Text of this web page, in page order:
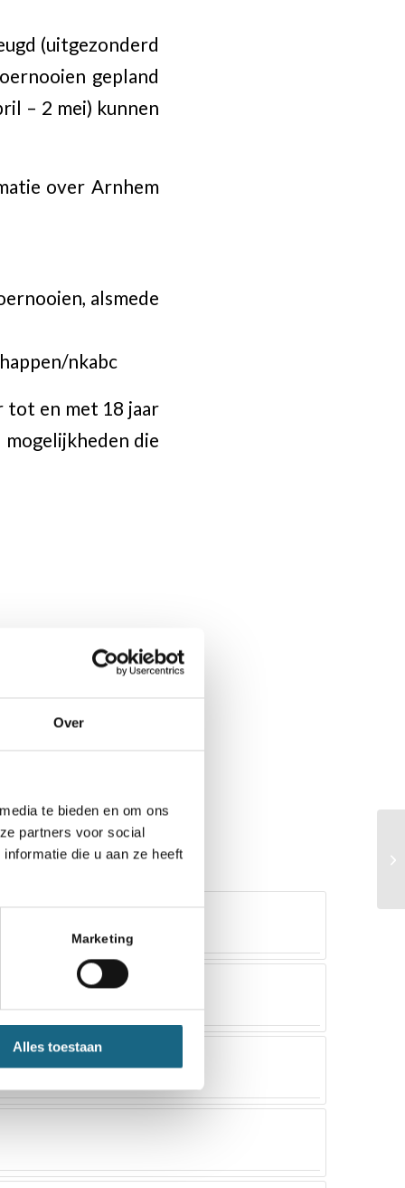
Over
te bieden en om ons
partners voor social
die u aan ze heeft
Marketing
Alles toestaan
(uitgezonderd
gepland
– 2 mei) kunnen
over Arnhem
alsmede
nkabc
tot en met 18 jaar
die